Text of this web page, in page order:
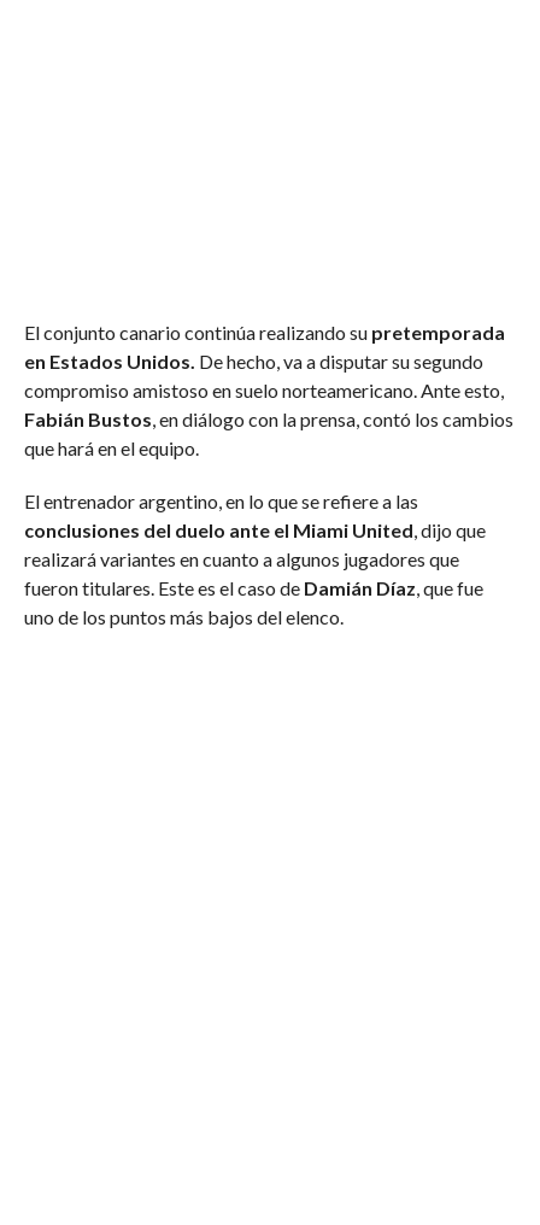
El conjunto canario continúa realizando su pretemporada
en Estados Unidos. De hecho, va a disputar su segundo
compromiso amistoso en suelo norteamericano. Ante esto,
Fabián Bustos, en diálogo con la prensa, contó los cambios
que hará en el equipo.
El entrenador argentino, en lo que se refiere a las
conclusiones del duelo ante el Miami United, dijo que
realizará variantes en cuanto a algunos jugadores que
fueron titulares. Este es el caso de Damián Díaz, que fue
uno de los puntos más bajos del elenco.